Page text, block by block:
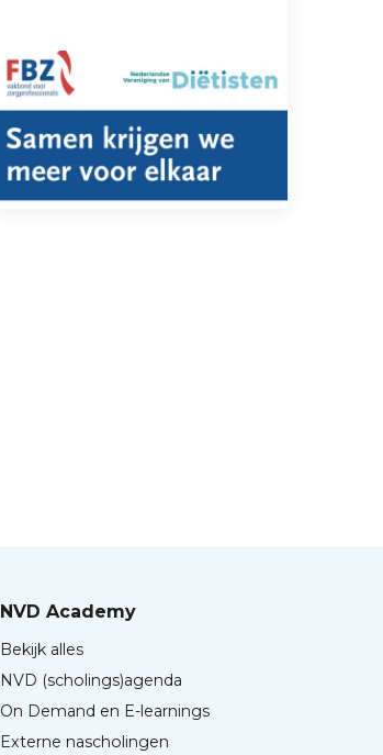
NVD Academy
Bekijk alles
NVD (scholings)agenda
On Demand en E-learnings
Externe nascholingen